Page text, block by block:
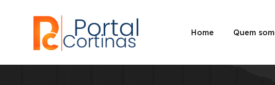
Home Quem